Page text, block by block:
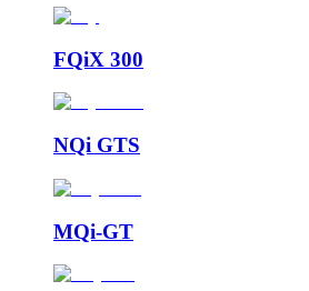
FQiX 300
NQi GTS
MQi-GT